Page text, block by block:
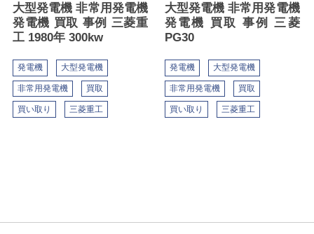
大型発電機 非常用発電機
発電機 買取 事例 三菱重
工 1980年 300kw
発電機 大型発電機
非常用発電機 買取
買い取り 三菱重工
大型発電機 非常用発電機
発電機 買取 事例 三菱
PG30
発電機 大型発電機
非常用発電機 買取
買い取り 三菱重工